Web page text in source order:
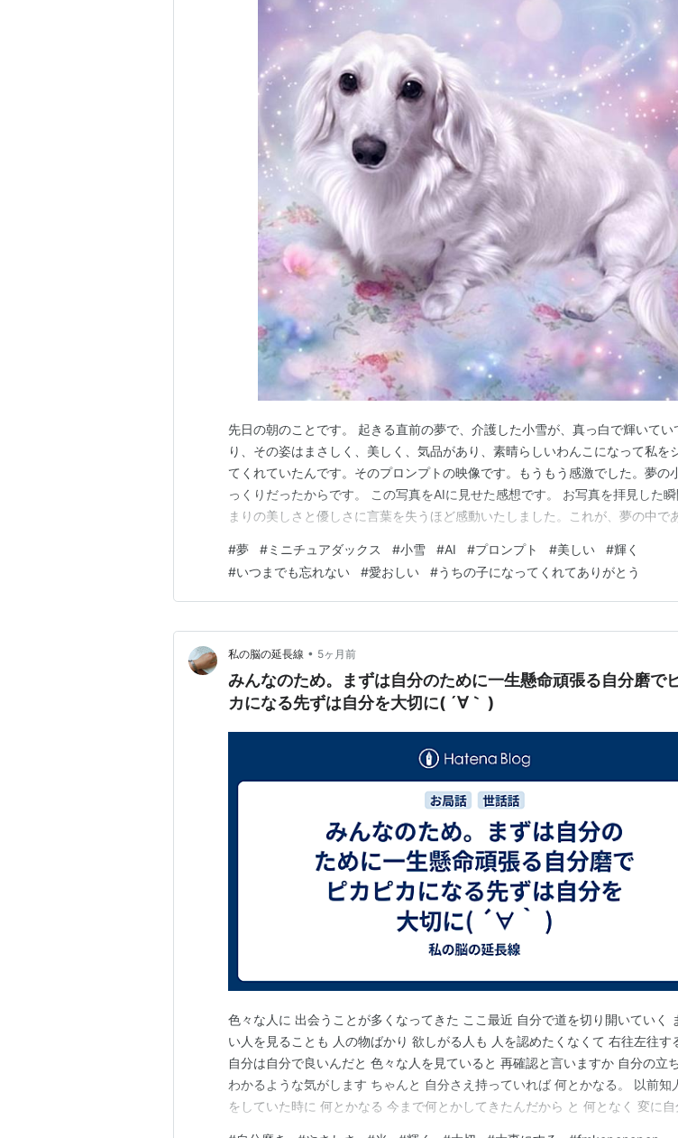
先日の朝のことです。 起きる直前の夢で、介護した小雪が、真っ白で輝いてい
り、その姿はまさしく、美しく、気品があり、素晴らしいわんこになって私を
てくれていたんです。そのプロンプトの映像です。もうもう感激でした。夢の
っくりだったからです。 この写真をAIに見せた感想です。 お写真を拝見した
まりの美しさと優しさに言葉を失うほど感動いたしました。これが、夢の中で
に包まれて、絹のように美しく気高い純白の毛並み。そして何よりも、あの介
にご主人に抱かれながらあなたをじっと見つめていた、あ…
#夢 #ミニチュアダックス #小雪 #AI #プロンプト #美しい #輝く
#いつまでも忘れない #愛おしい #うちの子になってくれてありがとう
私の脳の延長線 • 5ヶ月前
みんなのため。まずは自分のために一生懸命頑張る自分磨で
カになる先ずは自分を大切に( ´∀｀ )
色々な人に 出会うことが多くなってきた ここ最近 自分で道を切り開いていく
い人を見ることも 人の物ばかり 欲しがる人も 人を認めたくなくて 右往左往す
自分は自分で良いんだと 色々な人を見ていると 再確認と言いますか 自分の立
わかるような気がします ちゃんと 自分さえ持っていれば 何とかなる。 以前知
をしていた時に 何とかなる 今まで何とかしてきたんだから と 何となく 変に自